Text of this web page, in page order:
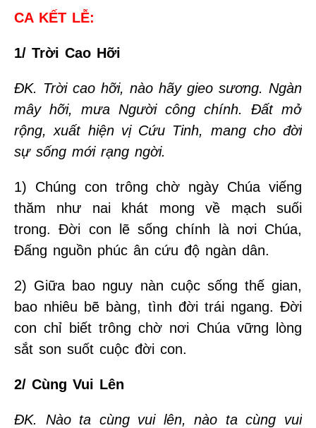
CA KẾT LỄ:
1/ Trời Cao Hỡi
ĐK. Trời cao hỡi, nào hãy gieo sương. Ngàn
mây hỡi, mưa Người công chính. Đất mở
rộng, xuất hiện vị Cứu Tinh, mang cho đời
sự sống mới rạng ngời.
1) Chúng con trông chờ ngày Chúa viếng
thăm như nai khát mong về mạch suối
trong. Đời con lẽ sống chính là nơi Chúa,
Đấng nguồn phúc ân cứu độ ngàn dân.
2) Giữa bao nguy nàn cuộc sống thế gian,
bao nhiêu bẽ bàng, tình đời trái ngang. Đời
con chỉ biết trông chờ nơi Chúa vững lòng
sắt son suốt cuộc đời con.
2/ Cùng Vui Lên
ĐK. Nào ta cùng vui lên, nào ta cùng vui